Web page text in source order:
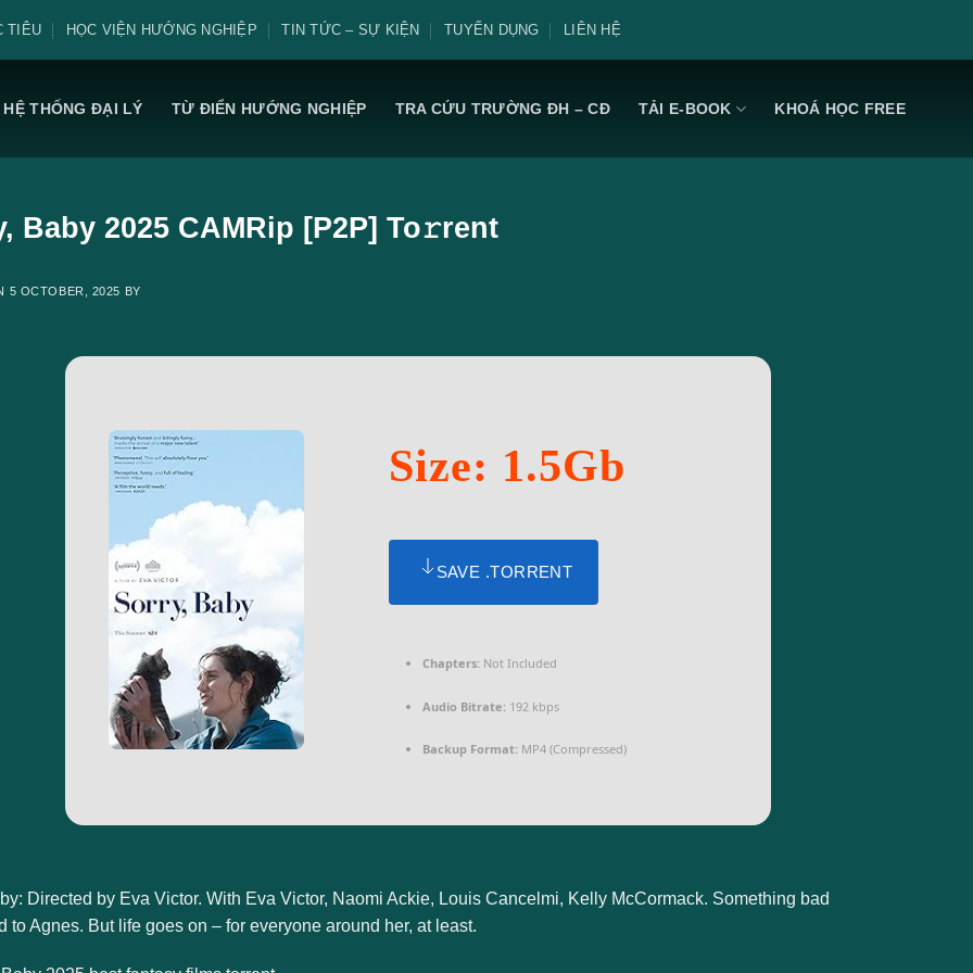
TIÊU HỌC VIỆN HƯỚNG NGHIỆP TIN TỨC – SỰ KIỆN TUYỂN DỤNG LIÊN HỆ
HỆ THỐNG ĐẠI LÝ TỪ ĐIỂN HƯỚNG NGHIỆP TRA CỨU TRƯỜNG ĐH – CĐ TẢI E-BOOK KHOÁ HỌC FREE
Baby 2025 CAMRip [P2P] To𝚛rent
5 OCTOBER, 2025 BY
Size: 1.5Gb
SAVE .TORRENT
Chapters:Not Included
Audio Bitrate:192 kbps
Backup Format:MP4 (Compressed)
Directed by Eva Victor. With Eva Victor, Naomi Ackie, Louis Cancelmi, Kelly McCormack. Something bad
to Agnes. But life goes on – for everyone around her, at least.